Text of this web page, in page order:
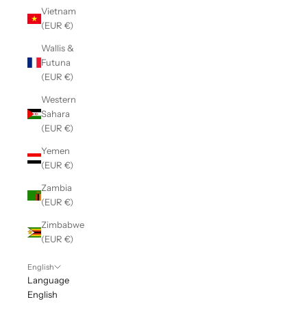
Vietnam
(EUR €)
Wallis &
Futuna
(EUR €)
Western
Sahara
(EUR €)
Yemen
(EUR €)
Zambia
(EUR €)
Zimbabwe
(EUR €)
English
Language
English